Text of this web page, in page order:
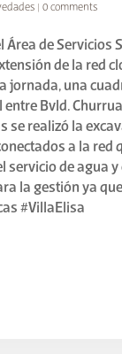
|0 comments
Área de Servicios
de la red
jornada, una
entre Bvld.
se realizó la
a la red
servicio de agua
la gestión ya
#VillaElisa